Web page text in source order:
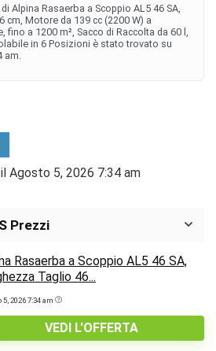
Alpina Rasaerba a Scoppio AL5 46 SA,
cm, Motore da 139 cc (2200 W) a
fino a 1200 m², Sacco di Raccolta da 60 l,
in 6 Posizioni è stato trovato su
am.
Agosto 5, 2026 7:34 am
Prezzi
Rasaerba a Scoppio AL5 46 SA,
Taglio 46...
5, 2026 7:34 am
VEDI L'OFFERTA